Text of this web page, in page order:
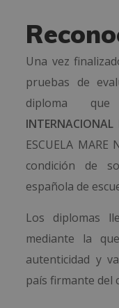
Una vez
pruebas de
diploma
ESCUELA
condición de
española de
Los diplomas
mediante la
autenticidad y
país firmante del